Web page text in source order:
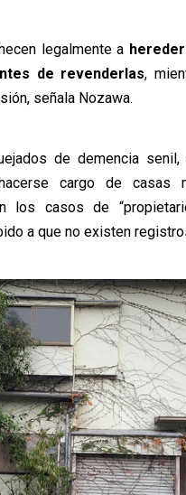
legalmente a
de revenderlas,
señala Nozawa.
de demencia
cargo de casas
los casos de
a que no existen